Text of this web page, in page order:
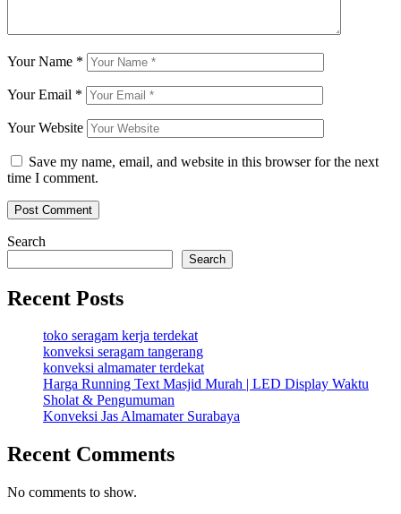
Your Name *
Your Email *
Your Website
Save my name, email, and website in this browser for the next
time I comment.
Search
Search
Recent Posts
toko seragam kerja terdekat
konveksi seragam tangerang
konveksi almamater terdekat
Harga Running Text Masjid Murah | LED Display Waktu
Sholat & Pengumuman
Konveksi Jas Almamater Surabaya
Recent Comments
No comments to show.